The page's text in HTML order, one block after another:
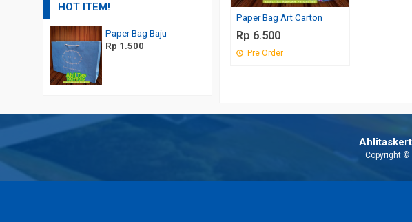
Paper Bag Art Carton
Rp 6.500
Pre Order
HOT ITEM!
Paper Bag Baju
Rp 1.500
Tas Kantong Bingkisan
Copyright ©